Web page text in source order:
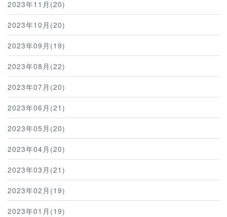
2023年11月(20)
2023年10月(20)
2023年09月(19)
2023年08月(22)
2023年07月(20)
2023年06月(21)
2023年05月(20)
2023年04月(20)
2023年03月(21)
2023年02月(19)
2023年01月(19)